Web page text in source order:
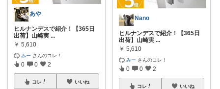
あや
ヒルナンデスで紹介！【365日
出荷】山崎実 ...
￥ 5,610
みー さんのコレ！
0 0 2
コレ いいね
Nano
ヒルナンデスで紹介！【365日
出荷】山崎実 ...
￥ 5,610
みー さんのコレ！
0 0 2
コレ いいね